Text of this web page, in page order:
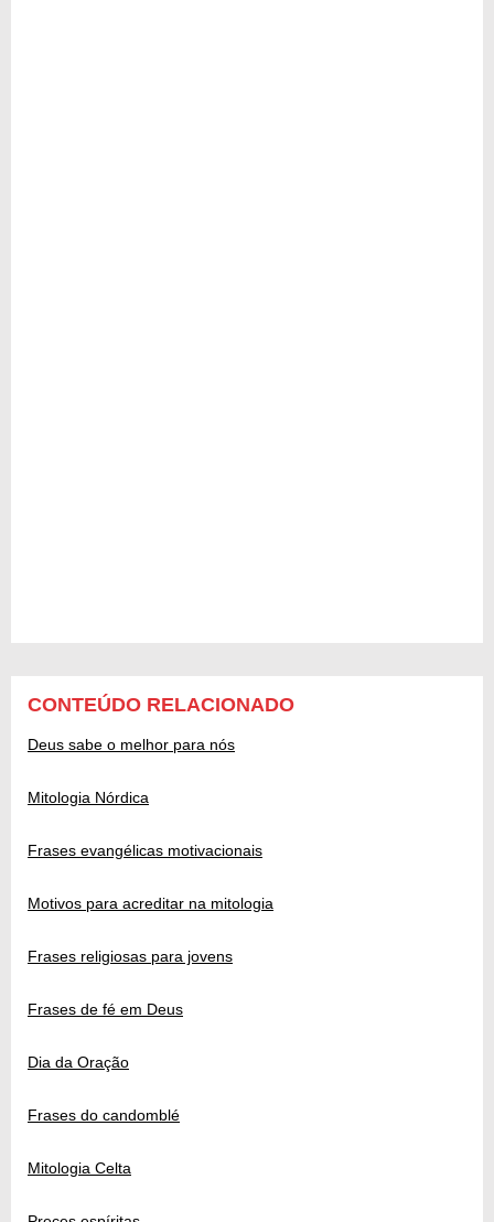
CONTEÚDO RELACIONADO
Deus sabe o melhor para nós
Mitologia Nórdica
Frases evangélicas motivacionais
Motivos para acreditar na mitologia
Frases religiosas para jovens
Frases de fé em Deus
Dia da Oração
Frases do candomblé
Mitologia Celta